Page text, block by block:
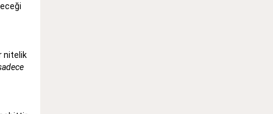
nitelik